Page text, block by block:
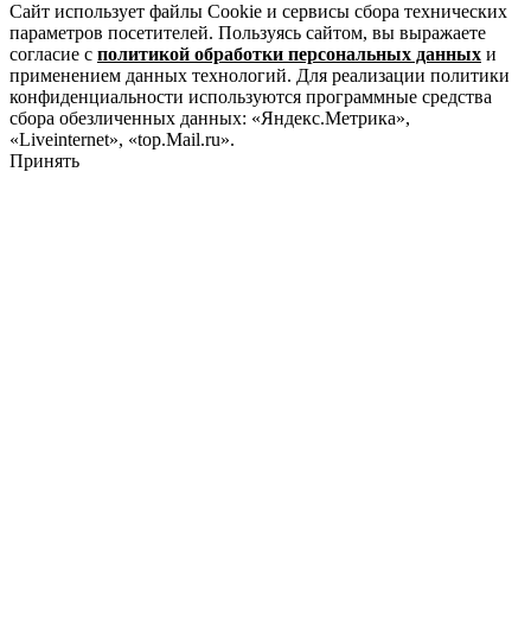
Сайт использует файлы Cookie и сервисы сбора технических
параметров посетителей. Пользуясь сайтом, вы выражаете
согласие с политикой обработки персональных данных и
применением данных технологий. Для реализации политики
конфиденциальности используются программные средства
сбора обезличенных данных: «Яндекс.Метрика»,
«Liveinternet», «top.Mail.ru».
Принять